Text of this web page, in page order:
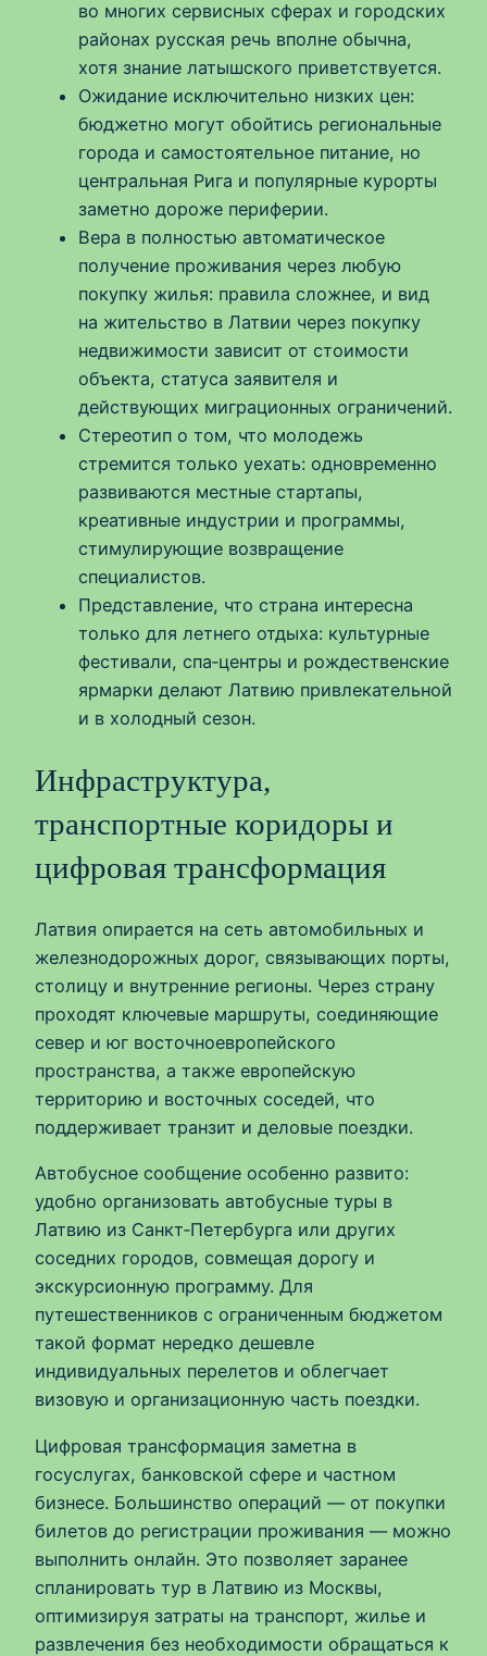
во многих сервисных сферах и городских
районах русская речь вполне обычна,
хотя знание латышского приветствуется.
Ожидание исключительно низких цен:
бюджетно могут обойтись региональные
города и самостоятельное питание, но
центральная Рига и популярные курорты
заметно дороже периферии.
Вера в полностью автоматическое
получение проживания через любую
покупку жилья: правила сложнее, и вид
на жительство в Латвии через покупку
недвижимости зависит от стоимости
объекта, статуса заявителя и
действующих миграционных ограничений.
Стереотип о том, что молодежь
стремится только уехать: одновременно
развиваются местные стартапы,
креативные индустрии и программы,
стимулирующие возвращение
специалистов.
Представление, что страна интересна
только для летнего отдыха: культурные
фестивали, спа‑центры и рождественские
ярмарки делают Латвию привлекательной
и в холодный сезон.
Инфраструктура,
транспортные коридоры и
цифровая трансформация
Латвия опирается на сеть автомобильных и
железнодорожных дорог, связывающих порты,
столицу и внутренние регионы. Через страну
проходят ключевые маршруты, соединяющие
север и юг восточноевропейского
пространства, а также европейскую
территорию и восточных соседей, что
поддерживает транзит и деловые поездки.
Автобусное сообщение особенно развито:
удобно организовать автобусные туры в
Латвию из Санкт‑Петербурга или других
соседних городов, совмещая дорогу и
экскурсионную программу. Для
путешественников с ограниченным бюджетом
такой формат нередко дешевле
индивидуальных перелетов и облегчает
визовую и организационную часть поездки.
Цифровая трансформация заметна в
госуслугах, банковской сфере и частном
бизнесе. Большинство операций — от покупки
билетов до регистрации проживания — можно
выполнить онлайн. Это позволяет заранее
спланировать тур в Латвию из Москвы,
оптимизируя затраты на транспорт, жилье и
развлечения без необходимости обращаться к